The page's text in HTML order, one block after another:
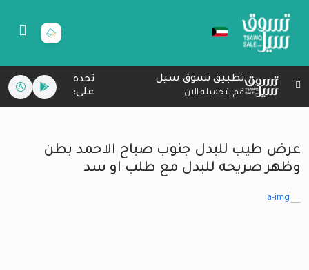
تطبيق تسوق سيل
قم بتحميله الان
تجده
على:
عرض طيب للبدل جنوب صباح الاحمد بطن
وظهر صريحه للبدل مع طلب او سد